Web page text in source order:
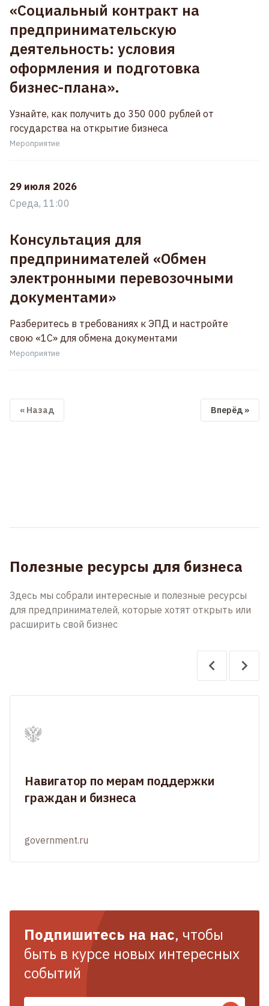
«Социальный контракт на
предпринимательскую
деятельность: условия
оформления и подготовка
бизнес-плана».
Узнайте, как получить до 350 000 рублей от
государства на открытие бизнеса
Мероприятие
29 июля 2026
Среда, 11:00
Консультация для
предпринимателей «Обмен
электронными перевозочными
документами»
Разберитесь в требованиях к ЭПД и настройте
свою «1С» для обмена документами
Мероприятие
« Назад Вперёд »
Полезные ресурсы для бизнеса
Здесь мы собрали интересные и полезные ресурсы
для предпринимателей, которые хотят открыть или
расширить свой бизнес
Навигатор по мерам поддержки
граждан и бизнеса
government.ru
Подпишитесь на нас, чтобы
быть в курсе новых интересных
событий